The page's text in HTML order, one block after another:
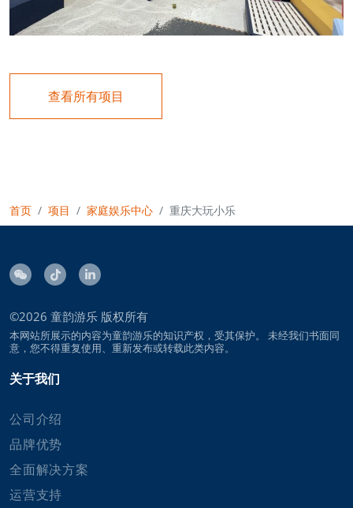
查看所有项目
首页 项目 家庭娱乐中心 重庆大玩小乐
©2026 童韵游乐 版权所有
本网站所展示的内容为童韵游乐的知识产权，受其保护。 未经我们书面同
意，您不得重复使用、重新发布或转载此类内容。
关于我们
公司介绍
品牌优势
全面解决方案
运营支持